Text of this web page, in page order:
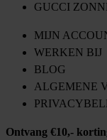
GUCCI
MIJN
WERKEN BIJ
BLOG
ALGEMENE
Ontvang €10,-